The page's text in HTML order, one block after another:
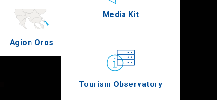
Agion Oros
Media Kit
Tourism Observatory